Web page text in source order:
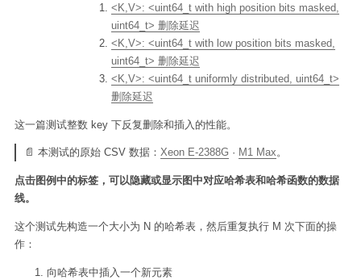
<K,V>: <uint64_t with high position bits masked,
uint64_t> 删除延迟
<K,V>: <uint64_t with low position bits masked,
uint64_t> 删除延迟
<K,V>: <uint64_t uniformly distributed, uint64_t>
删除延迟
这一篇测试整数 key 下反复删除和插入的性能。
📄 本测试的原始 CSV 数据： Xeon E-2388G · M1 Max。
点击图例中的标签，可以隐藏或显示图中对应哈希表和哈希函数的数据
线。
这个测试先构造一个大小为 N 的哈希表，然后重复执行 M 次下面的操
作：
向哈希表中插入一个新元素